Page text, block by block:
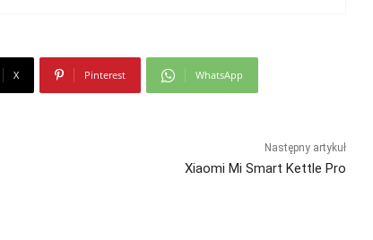
X Pinterest WhatsApp
Następny artykuł
Xiaomi Mi Smart Kettle Pro